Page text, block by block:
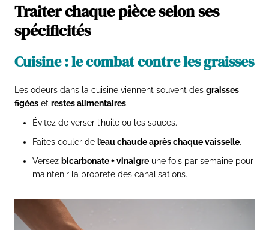
Traiter chaque pièce selon ses
spécificités
Cuisine : le combat contre les graisses
Les odeurs dans la cuisine viennent souvent des graisses
figées et restes alimentaires.
Évitez de verser l’huile ou les sauces.
Faites couler de l’eau chaude après chaque vaisselle.
Versez bicarbonate + vinaigre une fois par semaine pour
maintenir la propreté des canalisations.